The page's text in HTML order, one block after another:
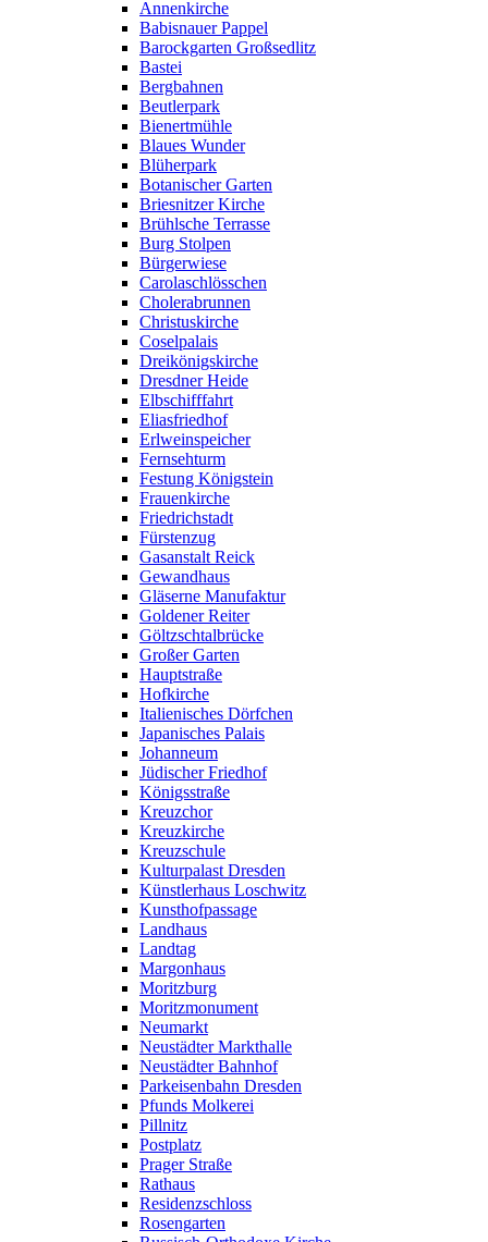
Annenkirche
Babisnauer Pappel
Barockgarten Großsedlitz
Bastei
Bergbahnen
Beutlerpark
Bienertmühle
Blaues Wunder
Blüherpark
Botanischer Garten
Briesnitzer Kirche
Brühlsche Terrasse
Burg Stolpen
Bürgerwiese
Carolaschlösschen
Cholerabrunnen
Christuskirche
Coselpalais
Dreikönigskirche
Dresdner Heide
Elbschifffahrt
Eliasfriedhof
Erlweinspeicher
Fernsehturm
Festung Königstein
Frauenkirche
Friedrichstadt
Fürstenzug
Gasanstalt Reick
Gewandhaus
Gläserne Manufaktur
Goldener Reiter
Göltzschtalbrücke
Großer Garten
Hauptstraße
Hofkirche
Italienisches Dörfchen
Japanisches Palais
Johanneum
Jüdischer Friedhof
Königsstraße
Kreuzchor
Kreuzkirche
Kreuzschule
Kulturpalast Dresden
Künstlerhaus Loschwitz
Kunsthofpassage
Landhaus
Landtag
Margonhaus
Moritzburg
Moritzmonument
Neumarkt
Neustädter Markthalle
Neustädter Bahnhof
Parkeisenbahn Dresden
Pfunds Molkerei
Pillnitz
Postplatz
Prager Straße
Rathaus
Residenzschloss
Rosengarten